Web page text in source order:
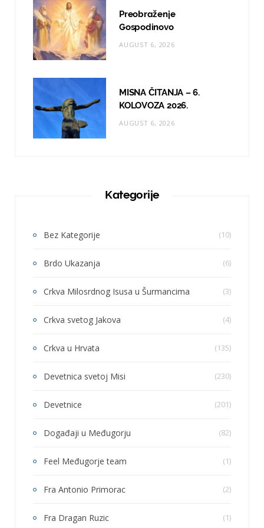
Preobraženje
Gospodinovo
AUGUST 6, 2026
MISNA ČITANJA – 6.
KOLOVOZA 2026.
AUGUST 6, 2026
Kategorije
Bez Kategorije (10)
Brdo Ukazanja (6)
Crkva Milosrdnog Isusa u Šurmancima (3)
Crkva svetog Jakova (4)
Crkva u Hrvata (135)
Devetnica svetoj Misi (230)
Devetnice (201)
Događaji u Međugorju (82)
Feel Međugorje team (1)
Fra Antonio Primorac (2)
Fra Dragan Ruzic (1)